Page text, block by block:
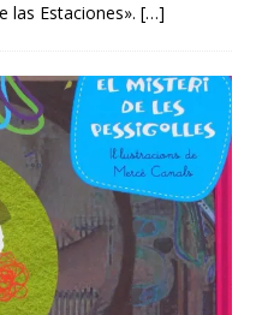
las Estaciones». […]